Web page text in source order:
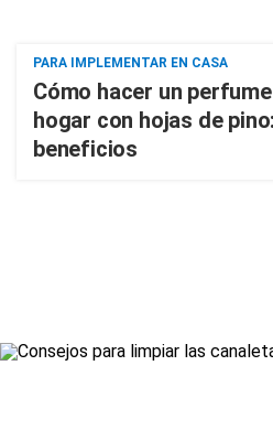
PARA IMPLEMENTAR EN CASA
Cómo hacer un
hogar con hojas de
beneficios